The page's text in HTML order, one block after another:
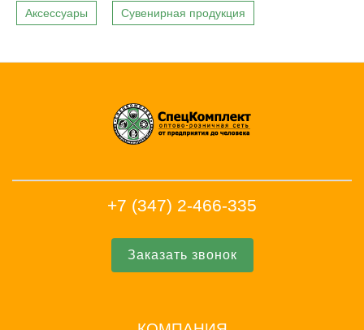
Аксессуары Сувенирная продукция
+7 (347) 2-466-335
Заказать звонок